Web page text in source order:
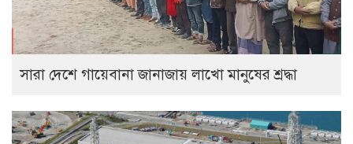
সারা দেশে গায়েবানা জানাজায় লাখো মানুষের শ্রদ্ধা